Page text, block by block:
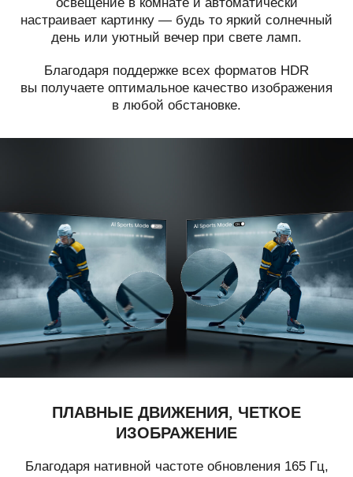
освещение в комнате и автоматически
настраивает картинку — будь то яркий солнечный
день или уютный вечер при свете ламп.
Благодаря поддержке всех форматов HDR
вы получаете оптимальное качество изображения
в любой обстановке.
ПЛАВНЫЕ ДВИЖЕНИЯ, ЧЕТКОЕ
ИЗОБРАЖЕНИЕ
Благодаря нативной частоте обновления 165 Гц,